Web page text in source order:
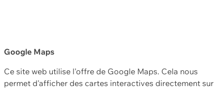
Google Maps
Ce site web utilise l'offre de Google Maps. Cela nous
permet d'afficher des cartes interactives directement sur